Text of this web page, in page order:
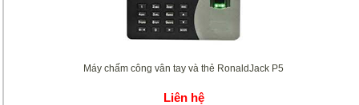
Máy chấm công vân tay và thẻ RonaldJack P5
Liên hệ